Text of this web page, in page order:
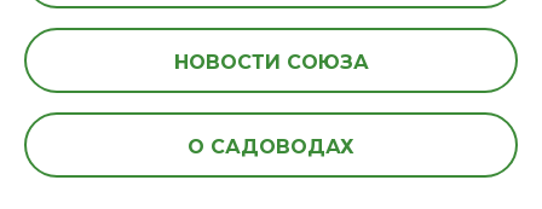
НОВОСТИ СОЮЗА
О САДОВОДАХ